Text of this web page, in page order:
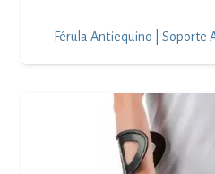
Férula Antiequino | Soporte